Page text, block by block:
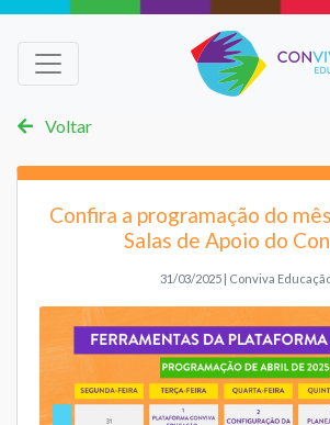
Voltar
Confira a programação do
Salas de Apoio do
31/03/2025 | Conviva